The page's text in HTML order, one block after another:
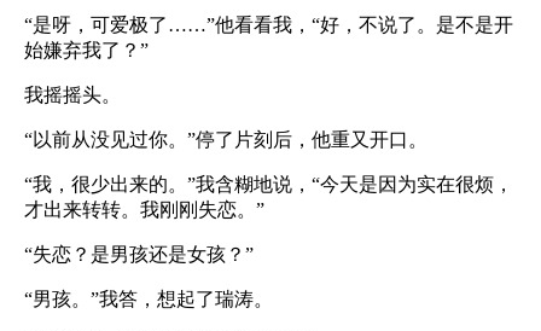
“是呀，可爱极了……”他看看我，“好，不说了。是不是开
始嫌弃我了？”
我摇摇头。
“以前从没见过你。”停了片刻后，他重又开口。
“我，很少出来的。”我含糊地说，“今天是因为实在很烦，
才出来转转。我刚刚失恋。”
“失恋？是男孩还是女孩？”
“男孩。”我答，想起了瑞涛。